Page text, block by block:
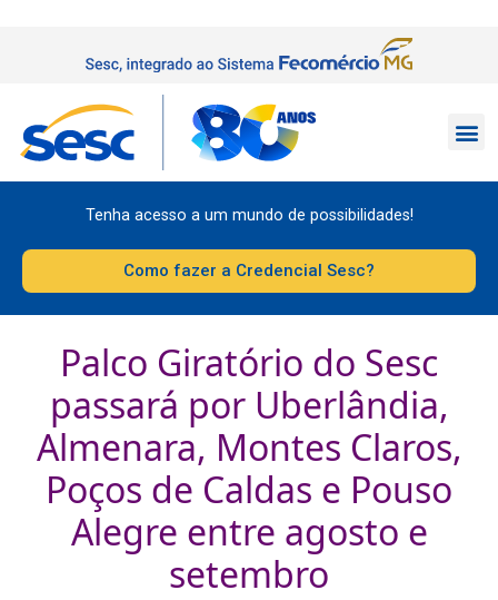
Tenha acesso a um mundo de possibilidades!
Como fazer a Credencial Sesc?
Palco Giratório do Sesc
passará por Uberlândia,
Almenara, Montes Claros,
Poços de Caldas e Pouso
Alegre entre agosto e
setembro